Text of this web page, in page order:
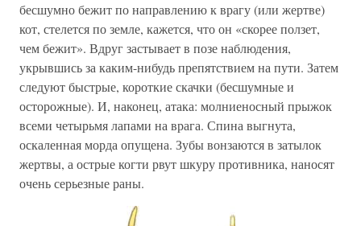
бесшумно бежит по направлению к врагу (или жертве)
кот, стелется по земле, кажется, что он «скорее ползет,
чем бежит». Вдруг застывает в позе наблюдения,
укрывшись за каким-нибудь препятствием на пути. Затем
следуют быстрые, короткие скачки (бесшумные и
осторожные). И, наконец, атака: молниеносный прыжок
всеми четырьмя лапами на врага. Спина выгнута,
оскаленная морда опущена. Зубы вонзаются в затылок
жертвы, а острые когти рвут шкуру противника, наносят
очень серьезные раны.